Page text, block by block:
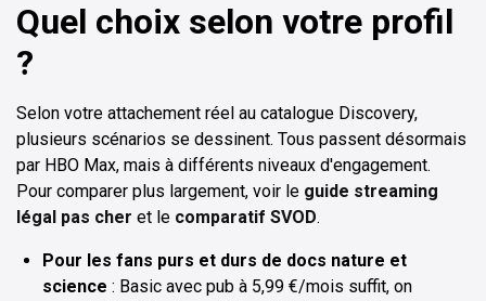
Quel choix selon votre profil
?
Selon votre attachement réel au catalogue Discovery,
plusieurs scénarios se dessinent. Tous passent désormais
par HBO Max, mais à différents niveaux d'engagement.
Pour comparer plus largement, voir le guide streaming
légal pas cher et le comparatif SVOD.
Pour les fans purs et durs de docs nature et
science : Basic avec pub à 5,99 €/mois suffit, on